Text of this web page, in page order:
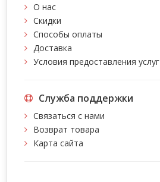
О нас
Скидки
Способы оплаты
Доставка
Условия предоставления услуг
Служба поддержки
Связаться с нами
Возврат товара
Карта сайта